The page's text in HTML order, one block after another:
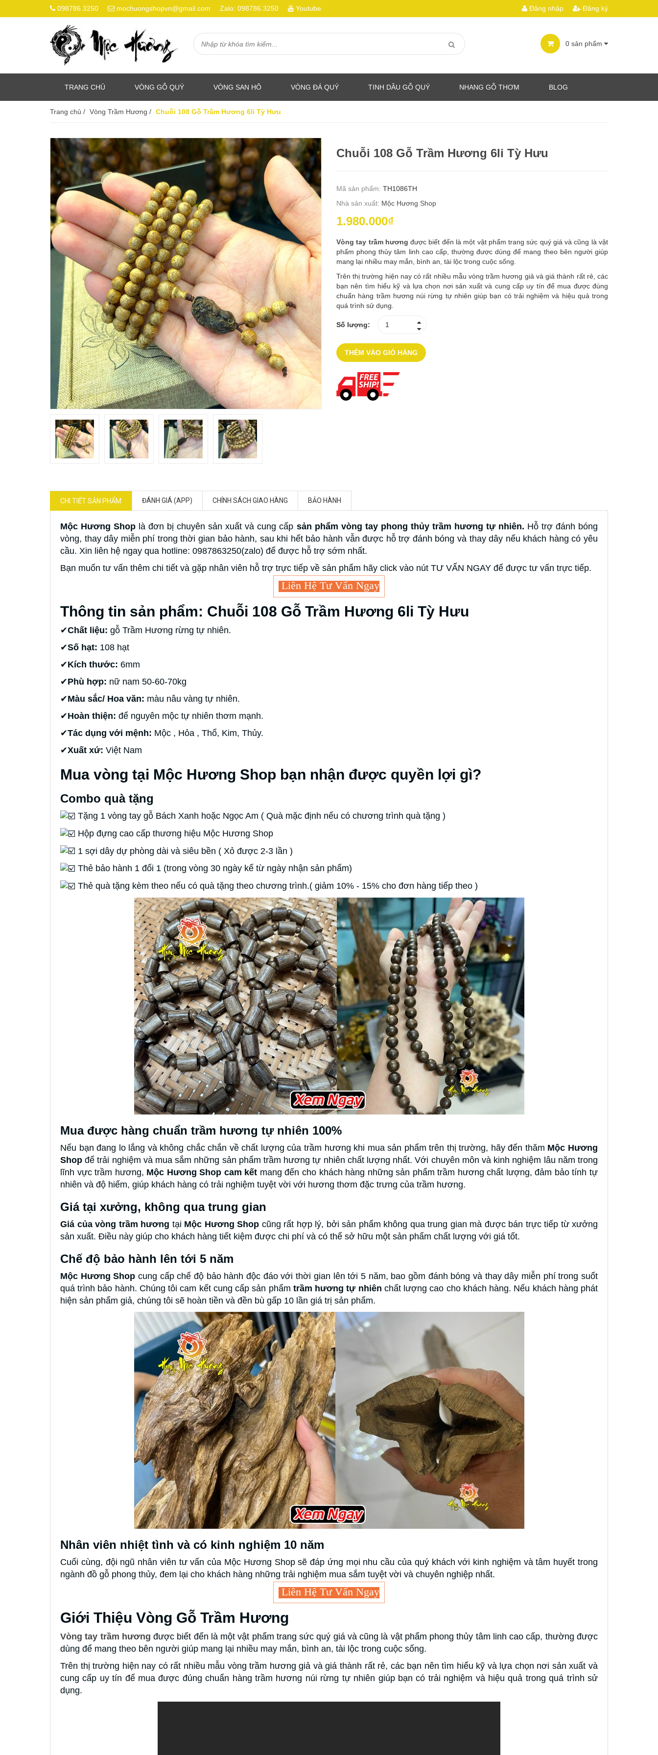
098786.3250 mochuongshopvn@gmail.com Zalo: 098786.3250 Youtube Đăng nhập Đăng ký
0 sản phẩm
TRANG CHỦ VÒNG GỖ QUÝ VÒNG SAN HÔ VÒNG ĐÁ QUÝ TINH DẦU GỖ QUÝ NHANG GỖ THƠM BLOG
Trang chủ / Vòng Trầm Hương / Chuỗi 108 Gỗ Trầm Hương 6li Tỳ Hưu
Chuỗi 108 Gỗ Trầm Hương 6li Tỳ Hưu
Mã sản phẩm: TH1086TH
Nhà sản xuất: Mộc Hương Shop
1.980.000₫
Vòng tay trầm hương được biết đến là một vật phẩm trang sức quý giá và cũng là vật
phẩm phong thủy tâm linh cao cấp, thường được dùng để mang theo bên người giúp
mang lại nhiều may mắn, bình an, tài lộc trong cuộc sống.
Trên thị trường hiện nay có rất nhiều mẫu vòng trầm hương giả và giá thành rất rẻ, các
bạn nên tìm hiểu kỹ và lựa chọn nơi sản xuất và cung cấp uy tín để mua được đúng
chuẩn hàng trầm hương núi rừng tự nhiên giúp bạn có trải nghiệm và hiệu quả trong
quá trình sử dụng.
Số lượng:
THÊM VÀO GIỎ HÀNG
CHI TIẾT SẢN PHẨM ĐÁNH GIÁ (APP) CHÍNH SÁCH GIAO HÀNG BẢO HÀNH
Mộc Hương Shop là đơn bị chuyên sản xuất và cung cấp sản phẩm vòng tay phong thủy trầm hương tự nhiên. Hỗ trợ đánh bóng
vòng, thay dây miễn phí trong thời gian bảo hành, sau khi hết bảo hành vẫn được hỗ trợ đánh bóng và thay dây nếu khách hàng có yêu
cầu. Xin liên hệ ngay qua hotline: 0987863250(zalo) để được hỗ trợ sớm nhất.
Bạn muốn tư vấn thêm chi tiết và gặp nhân viên hỗ trợ trực tiếp về sản phẩm hãy click vào nút TƯ VẤN NGAY để được tư vấn trực tiếp.
Liên Hệ Tư Vấn Ngay
Thông tin sản phẩm: Chuỗi 108 Gỗ Trầm Hương 6li Tỳ Hưu
✔Chất liệu: gỗ Trầm Hương rừng tự nhiên.
✔Số hạt: 108 hạt
✔Kích thước: 6mm
✔Phù hợp: nữ nam 50-60-70kg
✔Màu sắc/ Hoa văn: màu nâu vàng tự nhiên.
✔Hoàn thiện: để nguyên mộc tự nhiên thơm mạnh.
✔Tác dụng với mệnh: Mộc , Hỏa , Thổ, Kim, Thủy.
✔Xuất xứ: Việt Nam
Mua vòng tại Mộc Hương Shop bạn nhận được quyền lợi gì?
Combo quà tặng
Tặng 1 vòng tay gỗ Bách Xanh hoặc Ngọc Am ( Quà mặc định nếu có chương trình quà tặng )
Hộp đựng cao cấp thương hiệu Mộc Hương Shop
1 sợi dây dự phòng dài và siêu bền ( Xỏ được 2-3 lần )
Thẻ bảo hành 1 đổi 1 (trong vòng 30 ngày kể từ ngày nhận sản phẩm)
Thẻ quà tặng kèm theo nếu có quà tặng theo chương trình.( giảm 10% - 15% cho đơn hàng tiếp theo )
Mua được hàng chuẩn trầm hương tự nhiên 100%
Nếu bạn đang lo lắng và không chắc chắn về chất lượng của trầm hương khi mua sản phẩm trên thị trường, hãy đến thăm Mộc Hương
Shop để trải nghiệm và mua sắm những sản phẩm trầm hương tự nhiên chất lượng nhất. Với chuyên môn và kinh nghiệm lâu năm trong
lĩnh vực trầm hương, Mộc Hương Shop cam kết mang đến cho khách hàng những sản phẩm trầm hương chất lượng, đảm bảo tính tự
nhiên và độ hiếm, giúp khách hàng có trải nghiệm tuyệt vời với hương thơm đặc trưng của trầm hương.
Giá tại xưởng, không qua trung gian
Giá của vòng trầm hương tại Mộc Hương Shop cũng rất hợp lý, bởi sản phẩm không qua trung gian mà được bán trực tiếp từ xưởng
sản xuất. Điều này giúp cho khách hàng tiết kiệm được chi phí và có thể sở hữu một sản phẩm chất lượng với giá tốt.
Chế độ bảo hành lên tới 5 năm
Mộc Hương Shopcung cấp chế độ bảo hành độc đáo với thời gian lên tới 5 năm, bao gồm đánh bóng và thay dây miễn phí trong suốt
quá trình bảo hành. Chúng tôi cam kết cung cấp sản phẩm trầm hương tự nhiên chất lượng cao cho khách hàng. Nếu khách hàng phát
hiện sản phẩm giả, chúng tôi sẽ hoàn tiền và đền bù gấp 10 lần giá trị sản phẩm.
Nhân viên nhiệt tình và có kinh nghiệm 10 năm
Cuối cùng, đội ngũ nhân viên tư vấn của Mộc Hương Shop sẽ đáp ứng mọi nhu cầu của quý khách với kinh nghiệm và tâm huyết trong
ngành đồ gỗ phong thủy, đem lại cho khách hàng những trải nghiệm mua sắm tuyệt vời và chuyên nghiệp nhất.
Liên Hệ Tư Vấn Ngay
Giới Thiệu Vòng Gỗ Trầm Hương
Vòng tay trầm hương được biết đến là một vật phẩm trang sức quý giá và cũng là vật phẩm phong thủy tâm linh cao cấp, thường được
dùng để mang theo bên người giúp mang lại nhiều may mắn, bình an, tài lộc trong cuộc sống.
Trên thị trường hiện nay có rất nhiều mẫu vòng trầm hương giả và giá thành rất rẻ, các bạn nên tìm hiểu kỹ và lựa chọn nơi sản xuất và
cung cấp uy tín để mua được đúng chuẩn hàng trầm hương núi rừng tự nhiên giúp bạn có trải nghiệm và hiệu quả trong quá trình sử
dụng.